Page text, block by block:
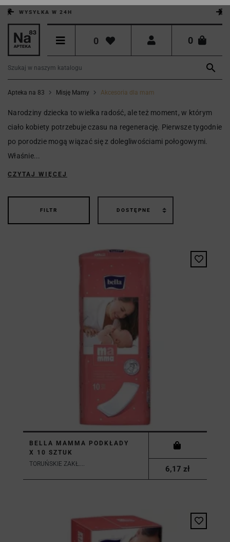
PONAD 4000 ZWERYFIKOWANYCH OPINII
0 0

Apteka na 83 Misję Mamy Akcesoria dla mam
Narodziny dziecka to wielka radość, ale też moment, w którym
ciało kobiety potrzebuje czasu na regenerację. Pierwsze tygodnie
po porodzie mogą wiązać się z dolegliwościami połogowymi.
Właśnie...
CZYTAJ WIĘCEJ
FILTR
BELLA MAMMA PODKŁADY
X 10 SZTUK
TORUŃSKIE ZAKŁ....
6,17 zł